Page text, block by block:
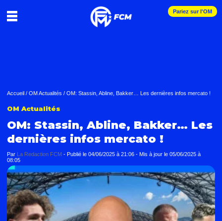
Pariez sur l'OM
Accueil / OM Actualités / OM: Stassin, Abline, Bakker… Les dernières infos mercato !
OM Actualités
OM: Stassin, Abline, Bakker… Les
dernières infos mercato !
Par La Redaction FCM - Publié le 04/06/2025 à 21:06 - Mis à jour le 05/06/2025 à
08:05